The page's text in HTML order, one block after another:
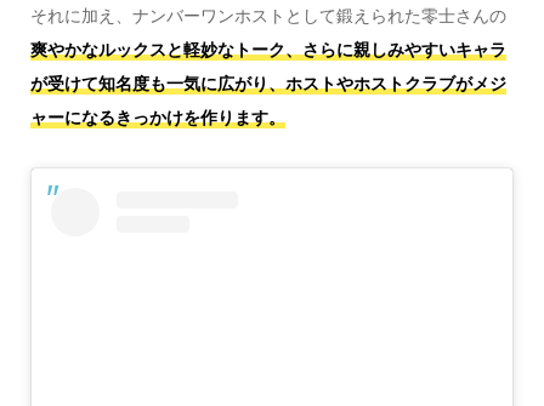
それに加え、ナンバーワンホストとして鍛えられた零士さんの
爽やかなルックスと軽妙なトーク、さらに親しみやすいキャラ
が受けて知名度も一気に広がり、ホストやホストクラブがメジ
ャーになるきっかけを作ります。